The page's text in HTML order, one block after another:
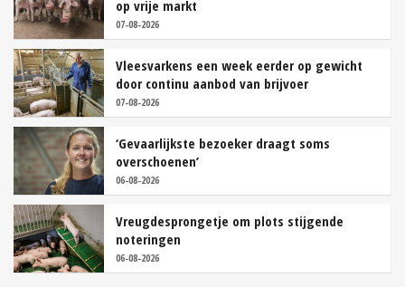
op vrije markt
07-08-2026
Vleesvarkens een week eerder op gewicht
door continu aanbod van brijvoer
07-08-2026
‘Gevaarlijkste bezoeker draagt soms
overschoenen’
06-08-2026
Vreugdesprongetje om plots stijgende
noteringen
06-08-2026